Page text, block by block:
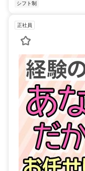
シフト制
正社員